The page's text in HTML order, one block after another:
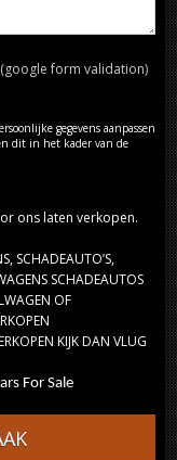
form validation)
gegevens aanpassen
dit in het kader van de
ons laten verkopen.
SCHADEAUTO’S,
SCHADEAUTOS
OF
KIJK DAN VLUG
For Sale